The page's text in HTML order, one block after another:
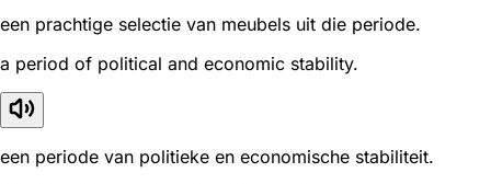
een prachtige selectie van meubels uit die periode.
a period of political and economic stability.
een periode van politieke en economische stabiliteit.